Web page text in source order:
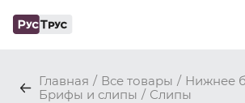
Главная / Все товары / Нижнее
Брифы и слипы / Слипы